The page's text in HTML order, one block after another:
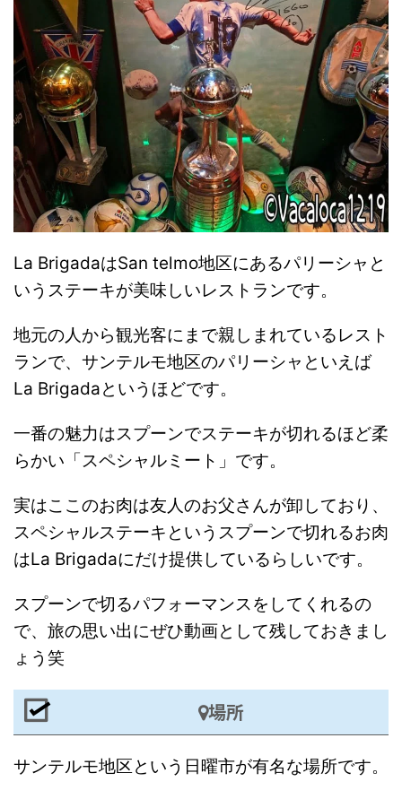
La BrigadaはSan telmo地区にあるパリーシャと
いうステーキが美味しいレストランです。
地元の人から観光客にまで親しまれているレスト
ランで、サンテルモ地区のパリーシャといえば
La Brigadaというほどです。
一番の魅力はスプーンでステーキが切れるほど柔
らかい「スペシャルミート」です。
実はここのお肉は友人のお父さんが卸しており、
スペシャルステーキというスプーンで切れるお肉
はLa Brigadaにだけ提供しているらしいです。
スプーンで切るパフォーマンスをしてくれるの
で、旅の思い出にぜひ動画として残しておきまし
ょう笑
場所
サンテルモ地区という日曜市が有名な場所です。